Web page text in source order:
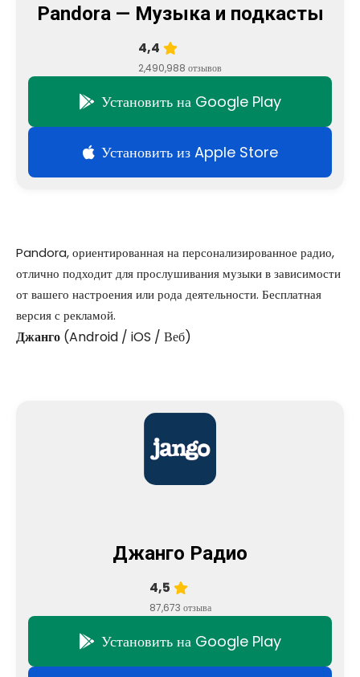
Pandora — Музыка и подкасты
4,4
2,490,988 отзывов
Установить на Google Play
Установить из Apple Store
Pandora, ориентированная на персонализированное радио,
отлично подходит для прослушивания музыки в зависимости
от вашего настроения или рода деятельности. Бесплатная
версия с рекламой.
Джанго (Android / iOS / Веб)
Джанго Радио
4,5
87,673 отзыва
Установить на Google Play